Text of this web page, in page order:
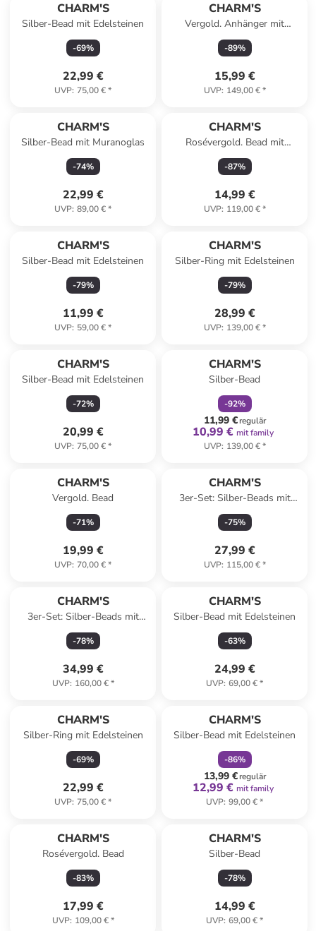
CHARM'S
Silber-Bead mit Edelsteinen
-69%
22,99 €
UVP: 75,00 €*
CHARM'S
Vergold. Anhänger mit
Edelsteinen
-89%
15,99 €
UVP: 149,00 €*
CHARM'S
Silber-Bead mit Muranoglas
-74%
22,99 €
UVP: 89,00 €*
CHARM'S
Rosévergold. Bead mit
Edelsteinen
-87%
14,99 €
UVP: 119,00 €*
CHARM'S
Silber-Bead mit Edelsteinen
-79%
11,99 €
UVP: 59,00 €*
CHARM'S
Silber-Ring mit Edelsteinen
-79%
28,99 €
UVP: 139,00 €*
CHARM'S
Silber-Bead mit Edelsteinen
-72%
20,99 €
UVP: 75,00 €*
CHARM'S
Silber-Bead
-92%
11,99 €regulär
10,99 € mit family
UVP: 139,00 €*
CHARM'S
Vergold. Bead
-71%
19,99 €
UVP: 70,00 €*
CHARM'S
3er-Set: Silber-Beads mit
Muranoglas und Edelsteinen
-75%
27,99 €
UVP: 115,00 €*
CHARM'S
3er-Set: Silber-Beads mit
Muranoglas und Edelsteinen
-78%
34,99 €
UVP: 160,00 €*
CHARM'S
Silber-Bead mit Edelsteinen
-63%
24,99 €
UVP: 69,00 €*
CHARM'S
Silber-Ring mit Edelsteinen
-69%
22,99 €
UVP: 75,00 €*
CHARM'S
Silber-Bead mit Edelsteinen
-86%
13,99 €regulär
12,99 € mit family
UVP: 99,00 €*
CHARM'S
Rosévergold. Bead
-83%
17,99 €
UVP: 109,00 €*
CHARM'S
Silber-Bead
-78%
14,99 €
UVP: 69,00 €*